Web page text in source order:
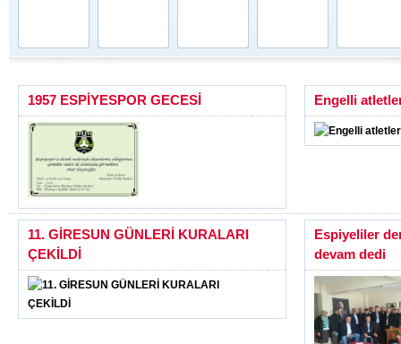
1957 ESPİYESPOR GECESİ Engelli
11. GİRESUN GÜNLERİ KURALARI
ÇEKİLDİ
Espiyeliler
devam dedi